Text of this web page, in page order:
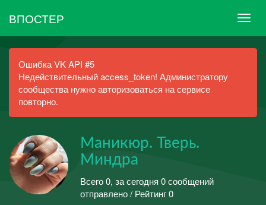
ВПОСТЕР
Ошибка VK API #5
Недействительный access_token! Администратору
сообщества нужно авторизоваться на сервисе
повторно.
Маникюр. Тверь.
Миндра
Всего 0, за сегодня 0 сообщений
отправлено / Рейтинг 0